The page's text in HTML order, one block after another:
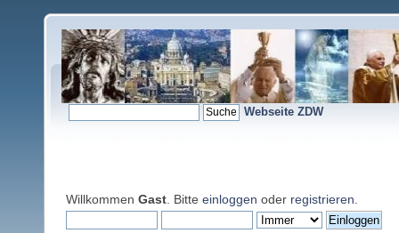
Webseite ZDW
Willkommen Gast . Bitte einloggen oder registrieren